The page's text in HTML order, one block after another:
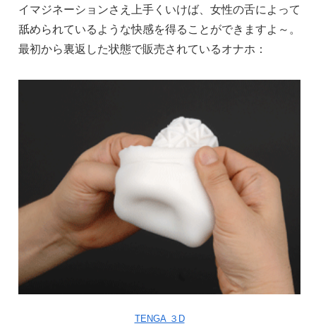
イマジネーションさえ上手くいけば、女性の舌によって
舐められているような快感を得ることができますよ～。
最初から裏返した状態で販売されているオナホ：
TENGA ３D